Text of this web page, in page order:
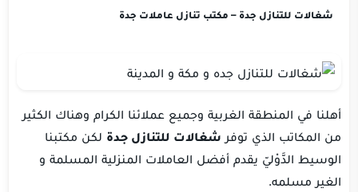
شغالات للتنازل جدة – مكتب تنازل عاملات جدة
‏أهلنا في المنطقة الغربية وجميع عملائنا الكرام وهناك الكثير
من المكاتب الذي توفر شغالات للتنازل جدة لكن مكتبنا
الوسيط الدَّوْليّ يقدم أفضل العاملات المنزلية المسلمة و
الغير مسلمه.